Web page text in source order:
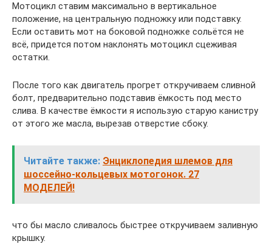
Мотоцикл ставим максимально в вертикальное
положение, на центральную подножку или подставку.
Если оставить мот на боковой подножке сольётся не
всё, придется потом наклонять мотоцикл сцеживая
остатки.
После того как двигатель прогрет откручиваем сливной
болт, предварительно подставив ёмкость под место
слива. В качестве ёмкости я использую старую канистру
от этого же масла, вырезав отверстие сбоку.
Читайте также: Энциклопедия шлемов для
шоссейно-кольцевых мотогонок. 27
МОДЕЛЕЙ!
что бы масло сливалось быстрее откручиваем заливную
крышку.